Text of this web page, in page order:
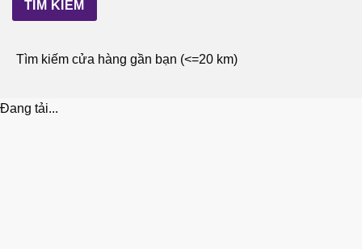
Tìm kiếm cửa hàng gần bạn (<=20 km)
Đang tải...